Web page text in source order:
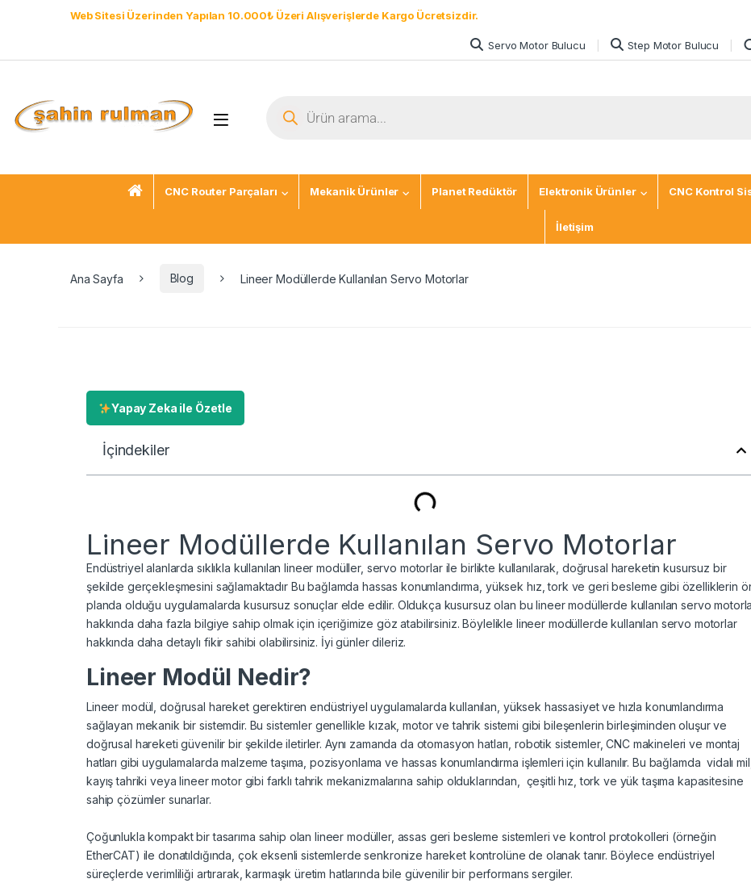
Web Sitesi Üzerinden Yapılan 10.000₺ Üzeri Alışverişlerde Kargo Ücretsizdir.
Servo Motor Bulucu Step Motor Bulucu
CNC Router Parçaları Mekanik Ürünler Planet Redüktör Elektronik Ürünler CNC Kontrol
İletişim
Ana Sayfa Blog Lineer Modüllerde Kullanılan Servo Motorlar
Yapay Zeka ile Özetle
İçindekiler
Lineer Modüllerde Kullanılan Servo Motorlar
Endüstriyel alanlarda sıklıkla kullanılan lineer modüller, servo motorlar ile birlikte kullanılarak, doğrusal hareketin kusursuz bir
şekilde gerçekleşmesini sağlamaktadır Bu bağlamda hassas konumlandırma, yüksek hız, tork ve geri besleme gibi özelliklerin
planda olduğu uygulamalarda kusursuz sonuçlar elde edilir. Oldukça kusursuz olan bu lineer modüllerde kullanılan servo
hakkında daha fazla bilgiye sahip olmak için içeriğimize göz atabilirsiniz. Böylelikle lineer modüllerde kullanılan servo motorlar
hakkında daha detaylı fikir sahibi olabilirsiniz. İyi günler dileriz.
Lineer Modül Nedir?
Lineer modül, doğrusal hareket gerektiren endüstriyel uygulamalarda kullanılan, yüksek hassasiyet ve hızla konumlandırma
sağlayan mekanik bir sistemdir. Bu sistemler genellikle kızak, motor ve tahrik sistemi gibi bileşenlerin birleşiminden oluşur ve
doğrusal hareketi güvenilir bir şekilde iletirler. Aynı zamanda da otomasyon hatları, robotik sistemler, CNC makineleri ve montaj
hatları gibi uygulamalarda malzeme taşıma, pozisyonlama ve hassas konumlandırma işlemleri için kullanılır. Bu bağlamda vidalı mil,
kayış tahriki veya lineer motor gibi farklı tahrik mekanizmalarına sahip olduklarından, çeşitli hız, tork ve yük taşıma kapasitesine
sahip çözümler sunarlar.
Çoğunlukla kompakt bir tasarıma sahip olan lineer modüller, assas geri besleme sistemleri ve kontrol protokolleri (örneğin
EtherCAT) ile donatıldığında, çok eksenli sistemlerde senkronize hareket kontrolüne de olanak tanır. Böylece endüstriyel
süreçlerde verimliliği artırarak, karmaşık üretim hatlarında bile güvenilir bir performans sergiler.